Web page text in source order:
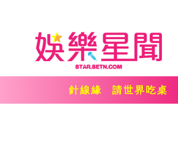
針線緣 請世界吃桌